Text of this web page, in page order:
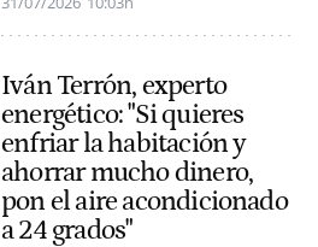
Iván Terrón, experto
energético: "Si quieres
enfriar la habitación y
ahorrar mucho dinero,
pon el aire acondicionado
a 24 grados"